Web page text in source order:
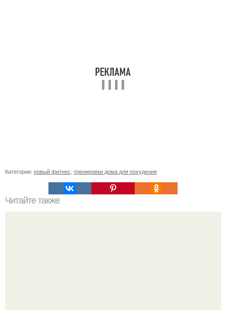
Категории: новый фитнес тренировки дома для похудения
Читайте также